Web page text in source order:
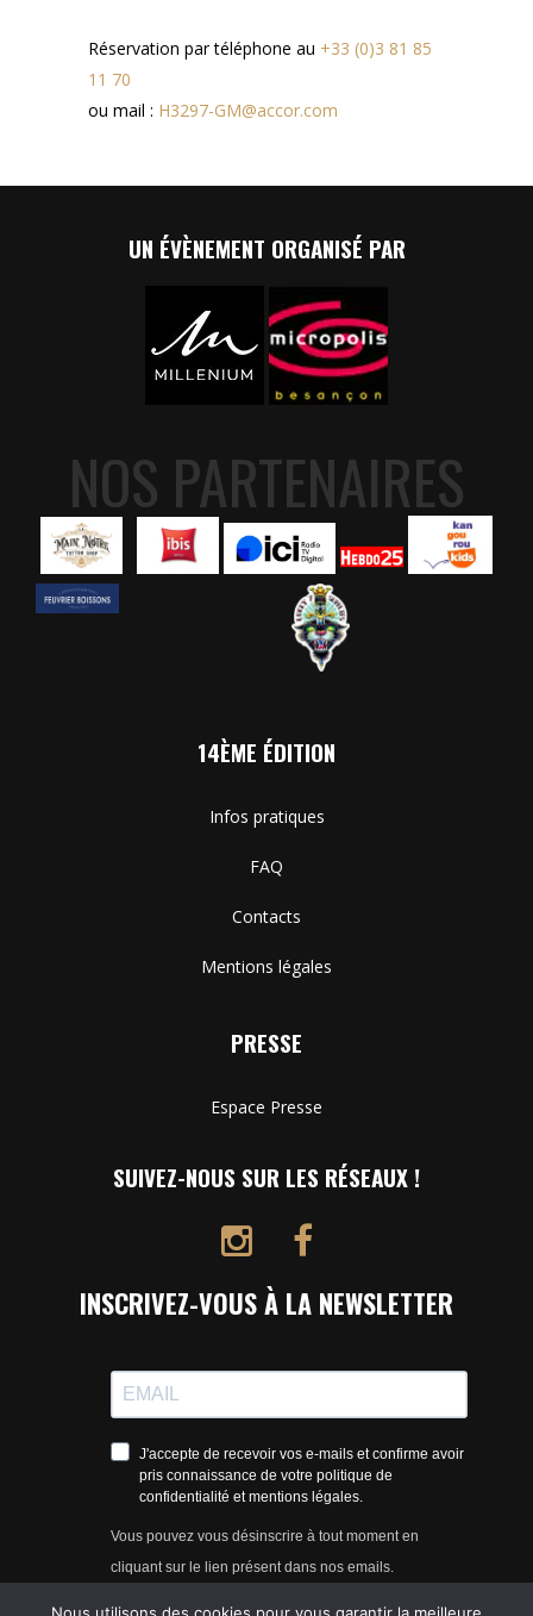
Réservation par téléphone au +33 (0)3 81 85
11 70
ou mail : H3297-GM@accor.com
UN ÉVÈNEMENT ORGANISÉ PAR
NOS PARTENAIRES
14ÈME ÉDITION
Infos pratiques
FAQ
Contacts
Mentions légales
PRESSE
Espace Presse
SUIVEZ-NOUS SUR LES RÉSEAUX !
INSCRIVEZ-VOUS À LA NEWSLETTER
J'accepte de recevoir vos e-mails et confirme avoir
pris connaissance de votre politique de
confidentialité et mentions légales.
Vous pouvez vous désinscrire à tout moment en
cliquant sur le lien présent dans nos emails.